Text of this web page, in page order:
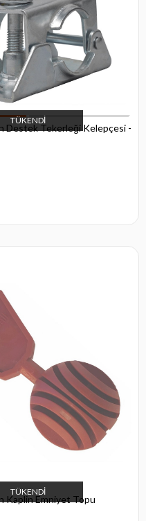
TÜKENDI
Destek Tekerleği Kelepçesi -
TÜKENDI
Kaplin Emniyet Topu